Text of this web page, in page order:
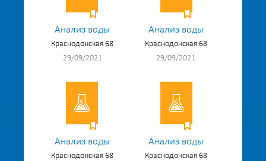
Анализ воды
Краснодонская 68
29/09/2021
Анализ воды
Краснодонская 68
29/09/2021
Анализ воды
Краснодонская 68
Анализ воды
Краснодонская 68